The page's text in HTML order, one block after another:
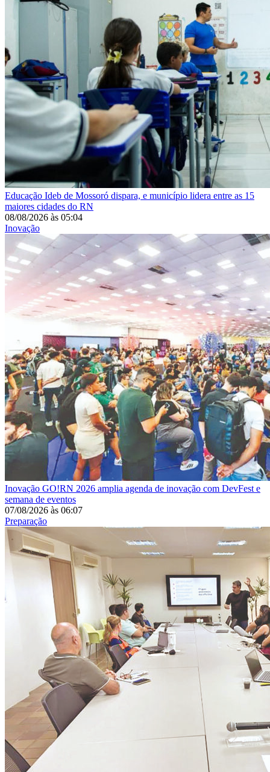
Educação Ideb de Mossoró dispara, e município lidera entre as 15
maiores cidades do RN
08/08/2026 às 05:04
Inovação
Inovação GO!RN 2026 amplia agenda de inovação com DevFest e
semana de eventos
07/08/2026 às 06:07
Preparação